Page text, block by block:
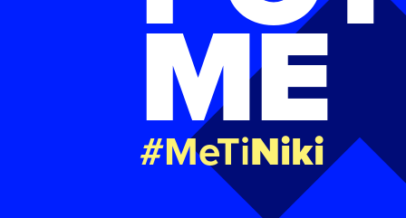
ΜΕ
#MeTiNiki